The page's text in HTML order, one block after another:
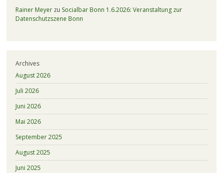
Rainer Meyerzu Socialbar Bonn 1.6.2026: Veranstaltung zur
Datenschutzszene Bonn
Archives
August 2026
Juli 2026
Juni 2026
Mai 2026
September 2025
August 2025
Juni 2025